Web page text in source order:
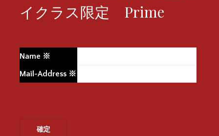
イクラス限定 Prime
Name ※
Mail-Address ※